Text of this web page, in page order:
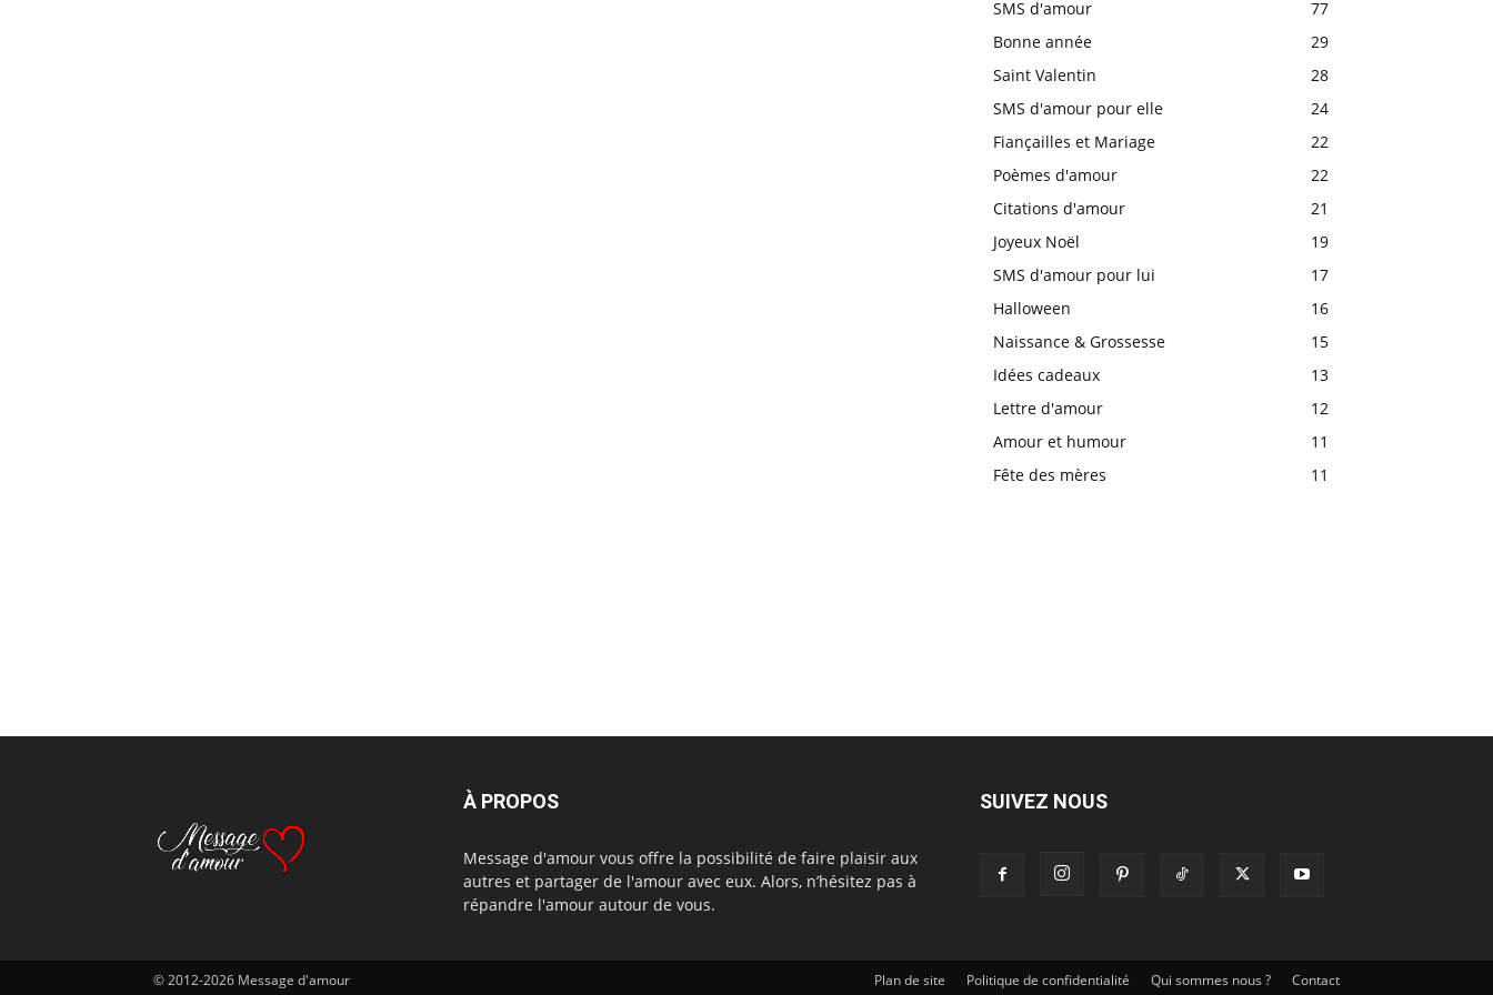
SMS d'amour
77
Bonne année
29
Saint Valentin
28
SMS d'amour pour elle
24
Fiançailles et Mariage
22
Poèmes d'amour
22
Citations d'amour
21
Joyeux Noël
19
SMS d'amour pour lui
17
Halloween
16
Naissance & Grossesse
15
Idées cadeaux
13
Lettre d'amour
12
Amour et humour
11
Fête des mères
11
À PROPOS
Message d'amour vous offre la possibilité de faire plaisir aux
autres et partager de l'amour avec eux. Alors, n’hésitez pas à
répandre l'amour autour de vous.
SUIVEZ NOUS
Plan de site Politique de confidentialité Qui sommes nous ? Contact
© 2012-2026 Message d'amour